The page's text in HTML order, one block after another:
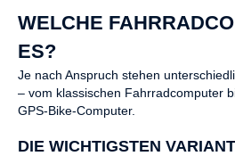
WELCHE
ES?
Je nach Anspruch stehen
– vom klassischen Fahrradcomputer
GPS-Bike-Computer.
DIE WICHTIGSTEN